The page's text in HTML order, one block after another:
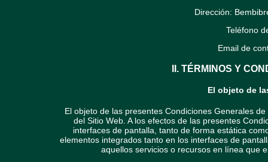
Dirección:
Teléfono
Email de
II. TÉRMINOS Y
El objeto de
El objeto de las presentes Condiciones Generales
del Sitio Web. A los efectos de las presentes
interfaces de pantalla, tanto de forma estática
elementos integrados tanto en los interfaces de
aquellos servicios o recursos en línea que